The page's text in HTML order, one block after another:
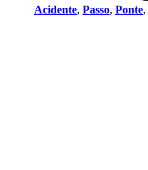
Acidente, Passo, Ponte,